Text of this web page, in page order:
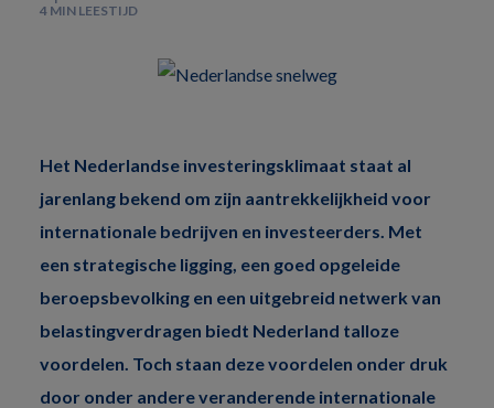
4 MIN LEESTIJD
Het Nederlandse investeringsklimaat staat al
jarenlang bekend om zijn aantrekkelijkheid voor
internationale bedrijven en investeerders. Met
een strategische ligging, een goed opgeleide
beroepsbevolking en een uitgebreid netwerk van
belastingverdragen biedt Nederland talloze
voordelen. Toch staan deze voordelen onder druk
door onder andere veranderende internationale